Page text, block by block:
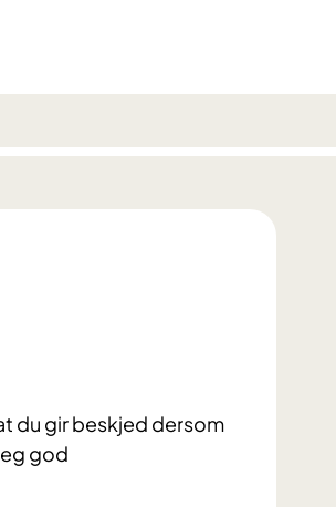
du gir beskjed dersom
god